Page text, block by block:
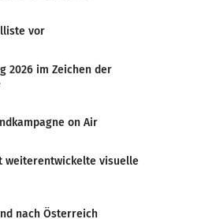
vor
2026 im Zeichen der
on Air
weiterentwickelte visuelle
nach Österreich